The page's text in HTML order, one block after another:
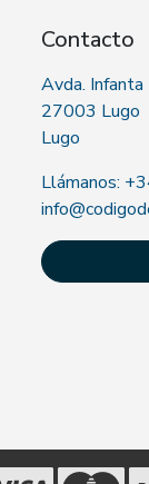
Contacto
Avda. Infanta
27003 Lugo
Lugo
Llámanos: